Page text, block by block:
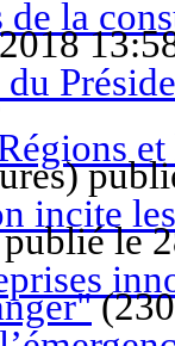
de la
)
incite
publié le
(